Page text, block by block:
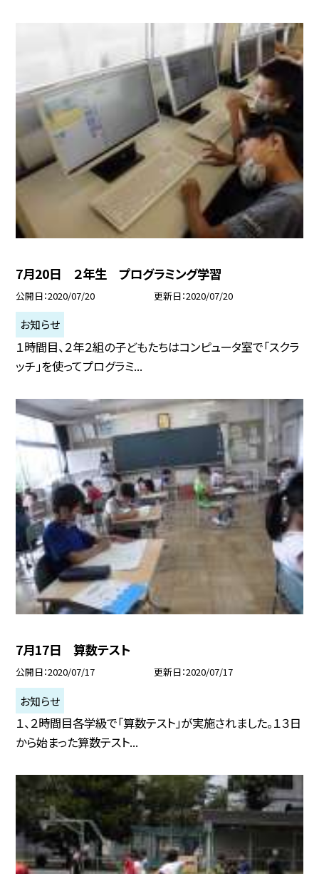
7月20日 ２年生 プログラミング学習
公開日 2020/07/20 更新日 2020/07/20
お知らせ
１時間目、２年２組の子どもたちはコンピュータ室で「スクラ
ッチ」を使ってプログラミ...
7月17日 算数テスト
公開日 2020/07/17 更新日 2020/07/17
お知らせ
１、２時間目各学級で「算数テスト」が実施されました。１３日
から始まった算数テスト...